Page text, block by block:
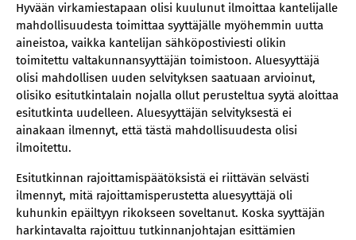
Hyvään virkamiestapaan olisi kuulunut ilmoittaa kantelijalle
mahdollisuudesta toimittaa syyttäjälle myöhemmin uutta
aineistoa, vaikka kantelijan sähköpostiviesti olikin
toimitettu valtakunnansyyttäjän toimistoon. Aluesyyttäjä
olisi mahdollisen uuden selvityksen saatuaan arvioinut,
olisiko esitutkintalain nojalla ollut perusteltua syytä aloittaa
esitutkinta uudelleen. Aluesyyttäjän selvityksestä ei
ainakaan ilmennyt, että tästä mahdollisuudesta olisi
ilmoitettu.
Esitutkinnan rajoittamispäätöksistä ei riittävän selvästi
ilmennyt, mitä rajoittamisperustetta aluesyyttäjä oli
kuhunkin epäiltyyn rikokseen soveltanut. Koska syyttäjän
harkintavalta rajoittuu tutkinnanjohtajan esittämien